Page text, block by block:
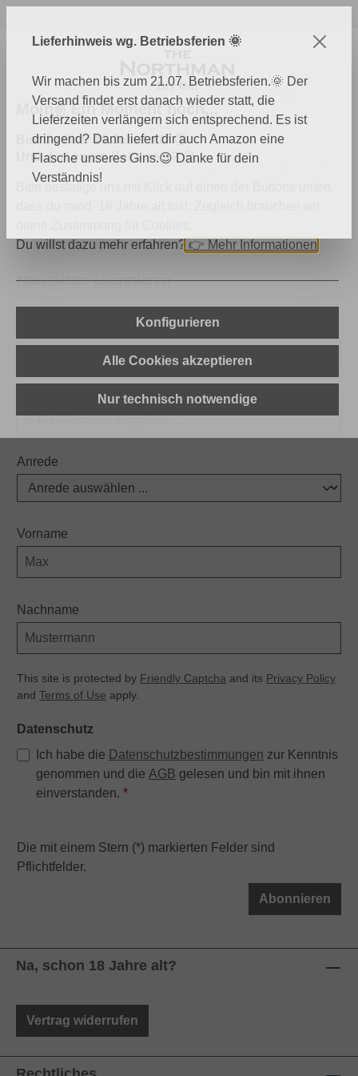
Newsletter abonnieren
E-Mail-Adresse
Anrede
Vorname
Nachname
This site is protected by Friendly Captcha and its Privacy Policy
and Terms of Use apply.
Datenschutz
Ich habe die Datenschutzbestimmungen zur Kenntnis
genommen und die AGB gelesen und bin mit ihnen
einverstanden. *
Die mit einem Stern (*) markierten Felder sind
Pflichtfelder.
Abonnieren
Na, schon 18 Jahre alt?
Vertrag widerrufen
Moin✌️ Ein Moment noch...
Bist du über 18 Jahre alt? 🔞
Und darf es ein Keks sein? 🍪
Du willst dazu mehr erfahren? 👉 Mehr Informationen
Konfigurieren
Alle Cookies akzeptieren
Nur technisch notwendige
Lieferhinweis wg. Betriebsferien 🌞
Wir machen bis zum 21.07. Betriebsferien.🌞 Der
Versand findet erst danach wieder statt, die
Lieferzeiten verlängern sich entsprechend. Es ist
dringend? Dann liefert dir auch Amazon eine
Flasche unseres Gins.😉 Danke für dein
Verständnis!